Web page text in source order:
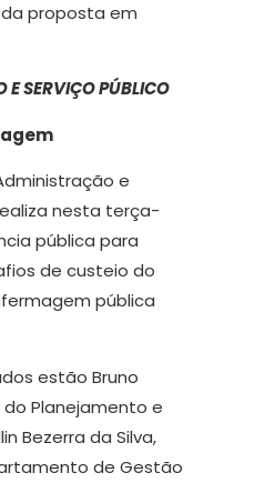
proposta em
SERVIÇO PÚBLICO
e
nesta terça-
pública para
de custeio do
pública
estão Bruno
Planejamento e
Bezerra da Silva,
de Gestão